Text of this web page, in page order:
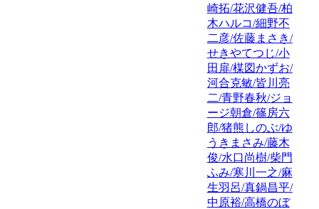
崎拓/花沢健吾/柏
木ハルコ/細野不
二彦/佐藤まさき/
せきやてつじ/小
田扉/楳図かずお/
河合克敏/皆川亮
二/青野春秋/ジョ
ージ朝倉/篠房六
郎/猪熊しのぶ/ゆ
うきまさみ/藤木
俊/水口尚樹/柴門
ふみ/寒川一之/麻
生羽呂/真鍋昌平/
中原裕/高橋のぼ